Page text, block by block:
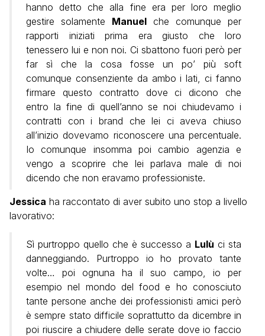
hanno detto che alla fine era per loro meglio
gestire solamente Manuel che comunque per
rapporti iniziati prima era giusto che loro
tenessero lui e non noi. Ci sbattono fuori però per
far sì che la cosa fosse un po’ più soft
comunque consenziente da ambo i lati, ci fanno
firmare questo contratto dove ci dicono che
entro la fine di quell’anno se noi chiudevamo i
contratti con i brand che lei ci aveva chiuso
all’inizio dovevamo riconoscere una percentuale.
Io comunque insomma poi cambio agenzia e
vengo a scoprire che lei parlava male di noi
dicendo che non eravamo professioniste.
Jessica ha raccontato di aver subito uno stop a livello
lavorativo:
Sì purtroppo quello che è successo a Lulù ci sta
danneggiando. Purtroppo io ho provato tante
volte… poi ognuna ha il suo campo, io per
esempio nel mondo del food e ho conosciuto
tante persone anche dei professionisti amici però
è sempre stato difficile soprattutto da dicembre in
poi riuscire a chiudere delle serate dove io faccio